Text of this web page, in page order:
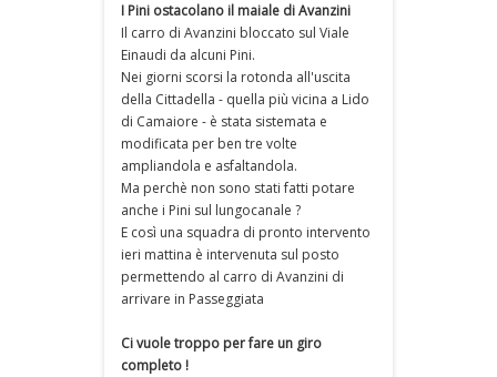
I Pini ostacolano il maiale di Avanzini
Il carro di Avanzini bloccato sul Viale
Einaudi da alcuni Pini.
Nei giorni scorsi la rotonda all'uscita
della Cittadella - quella più vicina a Lido
di Camaiore - è stata sistemata e
modificata per ben tre volte
ampliandola e asfaltandola.
Ma perchè non sono stati fatti potare
anche i Pini sul lungocanale ?
E così una squadra di pronto intervento
ieri mattina è intervenuta sul posto
permettendo al carro di Avanzini di
arrivare in Passeggiata
Ci vuole troppo per fare un giro
completo !